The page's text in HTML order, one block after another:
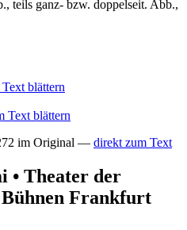
teils ganz- bzw. doppelseit. Abb.,
blättern
Text blättern
im Original — direkt zum Text
• Theater der
Bühnen Frankfurt